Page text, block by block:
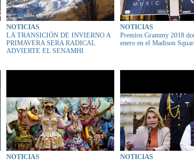
NOTICIAS
LA TRANSICIÓN DE INVIERNO A
PRIMAVERA SERA RADICAL
ADVIERTE EL SENAMHI
NOTICIAS
Premios Grammy 2018
enero en el Madison
NOTICIAS
NOTICIAS